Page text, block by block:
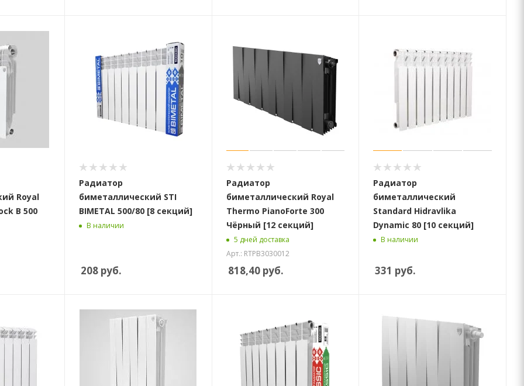
Royal
B 500
Радиатор
биметаллический STI
BIMETAL 500/80 [8 секций]
В наличии
208руб.
Радиатор
биметаллический Royal
Thermo PianoForte 300
Чёрный [12 секций]
5 дней доставка
Арт.: RTPB3030012
818,40руб.
Радиатор
биметаллический
Standard Hidravlika
Dynamic 80 [10 секций]
В наличии
331 руб.